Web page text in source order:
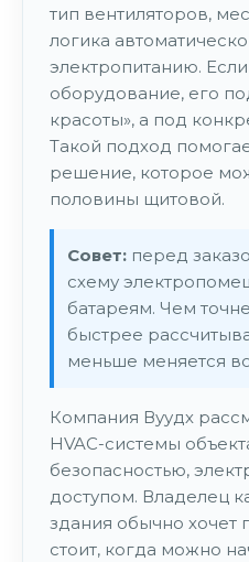
тип вентиляторов,
логика
электропитанию.
оборудование, его
красоты», а под
Такой подход
решение, которое
половины щитовой.
Совет: перед
схему
батареям. Чем
быстрее
меньше меняется
Компания Вуудх
HVAC-системы
безопасностью,
доступом. Владелец
здания обычно хочет
стоит, когда можно